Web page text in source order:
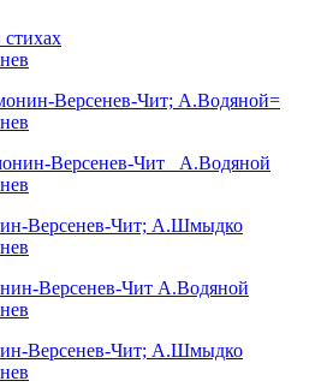
Версенев-Чит; А.Водяной=
Версенев-Чит_ А.Водяной
Версенев-Чит; А.Шмыдко
Версенев-Чит А.Водяной
Версенев-Чит; А.Шмыдко